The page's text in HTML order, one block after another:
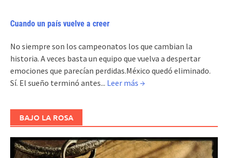
Cuando un país vuelve a creer
No siempre son los campeonatos los que cambian la
historia. A veces basta un equipo que vuelva a despertar
emociones que parecían perdidas.México quedó eliminado.
Sí. El sueño terminó antes... Leer más →
BAJO LA ROSA